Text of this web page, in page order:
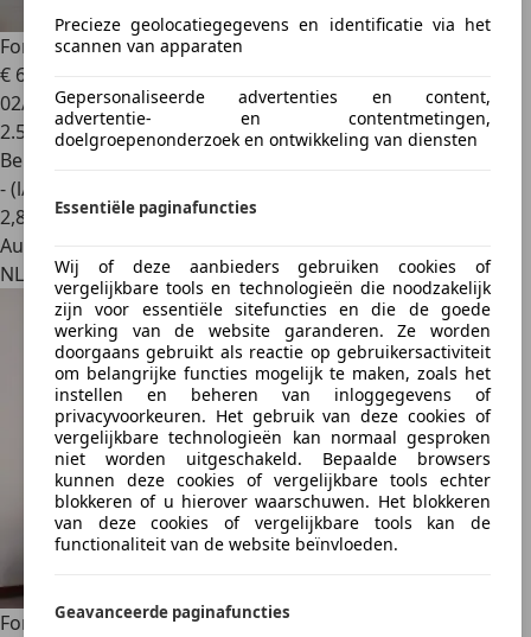
Precieze geolocatiegegevens en identificatie via het
scannen van apparaten
Gepersonaliseerde advertenties en content,
advertentie- en contentmetingen,
doelgroepenonderzoek en ontwikkeling van diensten
Essentiële paginafuncties
Wij of deze aanbieders gebruiken cookies of
vergelijkbare tools en technologieën die noodzakelijk
zijn voor essentiële sitefuncties en die de goede
werking van de website garanderen. Ze worden
doorgaans gebruikt als reactie op gebruikersactiviteit
om belangrijke functies mogelijk te maken, zoals het
instellen en beheren van inloggegevens of
privacyvoorkeuren. Het gebruik van deze cookies of
vergelijkbare technologieën kan normaal gesproken
niet worden uitgeschakeld. Bepaalde browsers
kunnen deze cookies of vergelijkbare tools echter
blokkeren of u hierover waarschuwen. Het blokkeren
van deze cookies of vergelijkbare tools kan de
functionaliteit van de website beïnvloeden.
Geavanceerde paginafuncties
Ford Mustang USA Fastback | GT | C code |
€ 69.950
02/1967
2.575 km
Benzine
- (l/100 km)
2,8
Autobedrijf
NL 2132 PZ
Ford MustangFastback 5.0 V8 GT AUTOMAAT